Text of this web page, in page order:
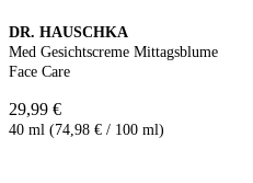
DR. HAUSCHKA
Med Gesichtscreme Mittagsblume
Face Care
29,99 €
40 ml (74,98 € / 100 ml)